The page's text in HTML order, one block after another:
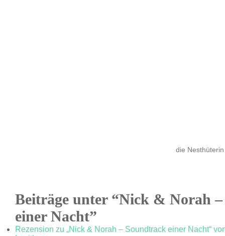
die Nesthüterin
Beiträge unter “Nick & Norah
einer Nacht”
Rezension zu „Nick & Norah – Soundtrack einer Nacht“